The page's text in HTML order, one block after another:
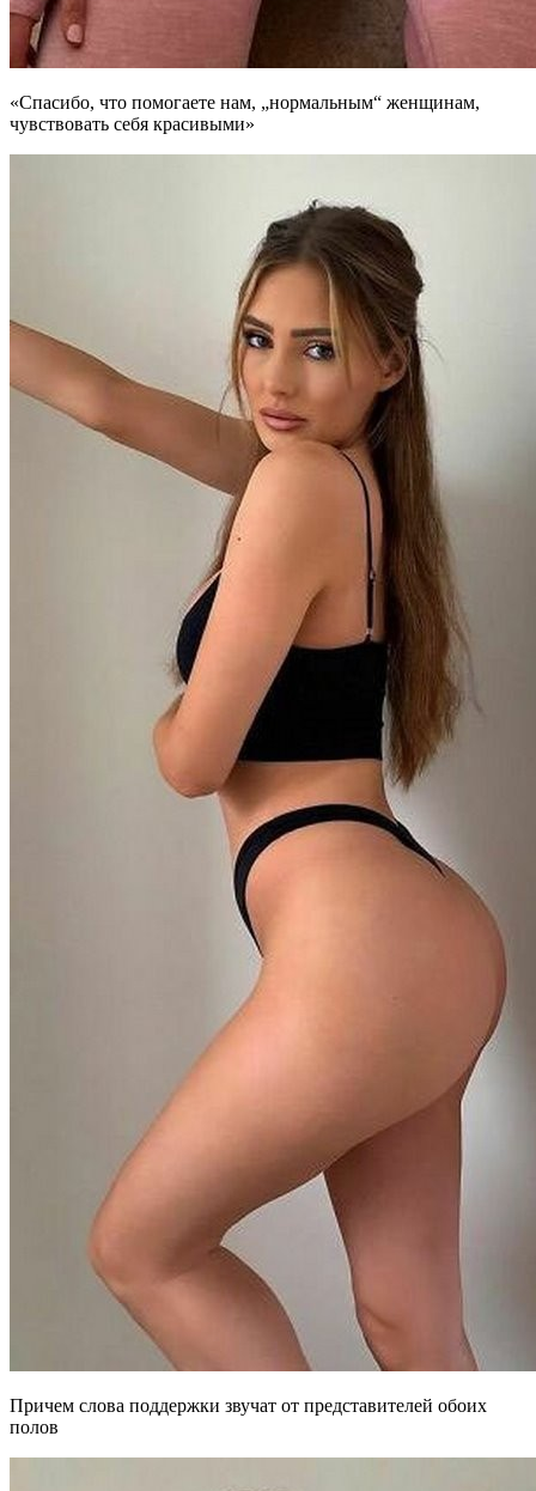
«Спасибо, что помогаете нам, „нормальным“ женщинам,
чувствовать себя красивыми»
Причем слова поддержки звучат от представителей обоих
полов